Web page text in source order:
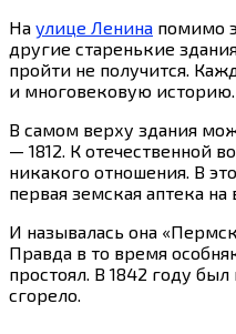
На улице Ленина помимо
другие старенькие
пройти не получится.
и многовековую историю.
В самом верху здания
— 1812. К отечественной
никакого отношения. В
первая земская аптека на
И называлась она
Правда в то время
простоял. В 1842 году
сгорело.